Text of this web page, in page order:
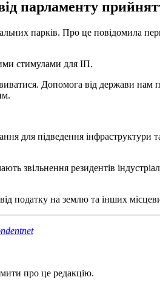
парламенту
парків. Про це
стимулами для ІП.
Допомога від держави нам
для підведення інфраструктури
звільнення резидентів
податку на землю та інших
про це редакцію.